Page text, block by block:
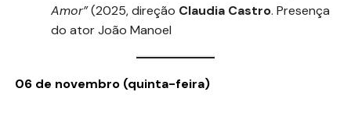
Amor”(2025, direção Claudia Castro. Presença
do ator João Manoel
06 de novembro (quinta-feira)